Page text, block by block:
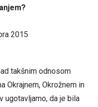
takšnim odnosom
Okrajnem, Okrožnem in
ugotavljamo, da je bila